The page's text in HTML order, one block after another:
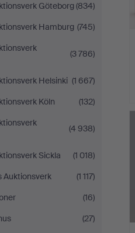
Göteborg(834)
Hamburg (745)
(3 786)
Helsinki (1 667)
Köln
(132)
(4 938)
Sickla
(1 018)
Auktionsverk
(1 117)
(16)
(27)